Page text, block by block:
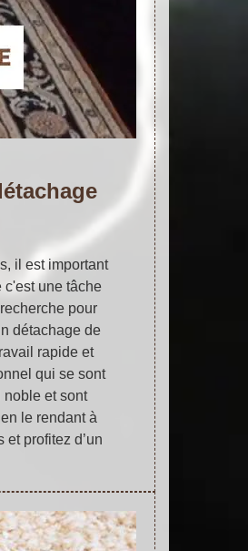
il est important
c'est une tâche
pour
détachage de
rapide et
qui se sont
noble et sont
le rendant à
profitez d’un